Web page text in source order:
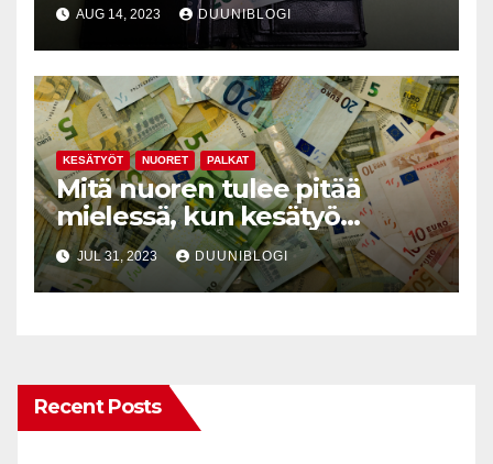
AUG 14, 2023 DUUNIBLOGI
KESÄTYÖT NUORET PALKAT
Mitä nuoren tulee pitää
mielessä, kun kesätyö
päättyy?
JUL 31, 2023 DUUNIBLOGI
Recent Posts